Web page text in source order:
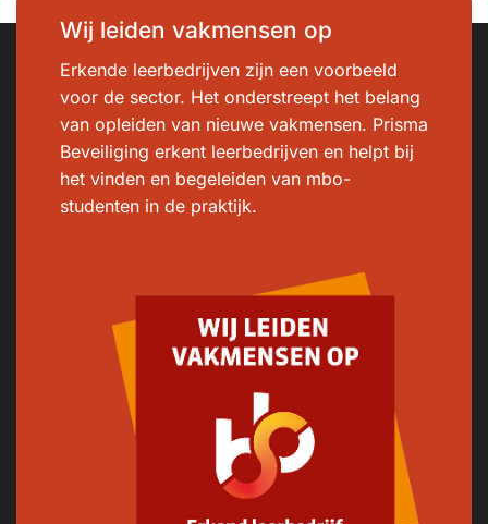
Wij leiden vakmensen op
Erkende leerbedrijven zijn een voorbeeld
voor de sector. Het onderstreept het belang
van opleiden van nieuwe vakmensen. Prisma
Beveiliging erkent leerbedrijven en helpt bij
het vinden en begeleiden van mbo-
studenten in de praktijk.